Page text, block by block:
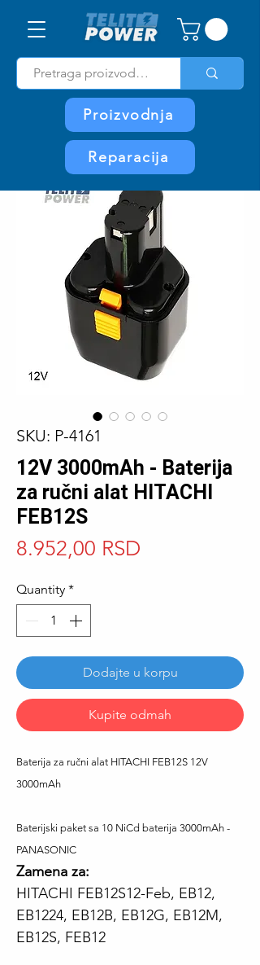
Proizvodnja
Reparacija
SKU: P-4161
12V 3000mAh - Baterija
za ručni alat HITACHI
FEB12S
8.952,00 RSD
Quantity *
Dodajte u korpu
Kupite odmah
Baterija za ručni alat HITACHI FEB12S 12V
3000mAh
Baterijski paket sa 10 NiCd baterija 3000mAh -
PANASONIC
Zamena za:
HITACHI FEB12S12-Feb, EB12,
EB1224, EB12B, EB12G, EB12M,
EB12S, FEB12